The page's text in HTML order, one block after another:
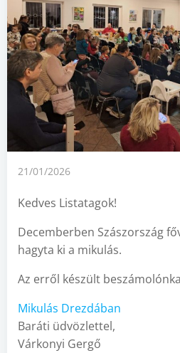
21/01/2026
Kedves Listatagok!
Decemberben Szászország
hagyta ki a mikulás.
Az erről készült
Mikulás Drezdában
Baráti üdvözlettel,
Várkonyi Gergő